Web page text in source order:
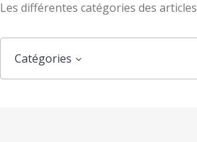
Les différentes catégories des articles
Catégories